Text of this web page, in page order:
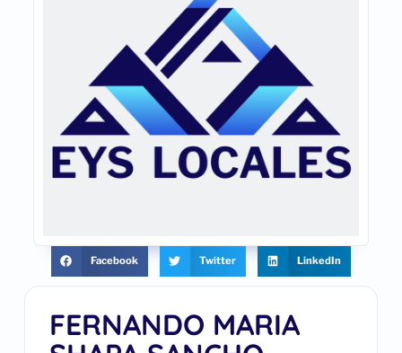
FERNANDO MARIA
Facebook Twitter LinkedIn